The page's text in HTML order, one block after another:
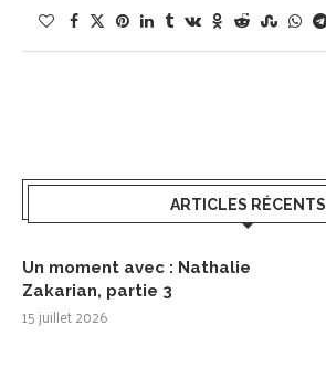
ARTICLES RÉCENTS
Un moment avec : Nathalie
Zakarian, partie 3
15 juillet 2026